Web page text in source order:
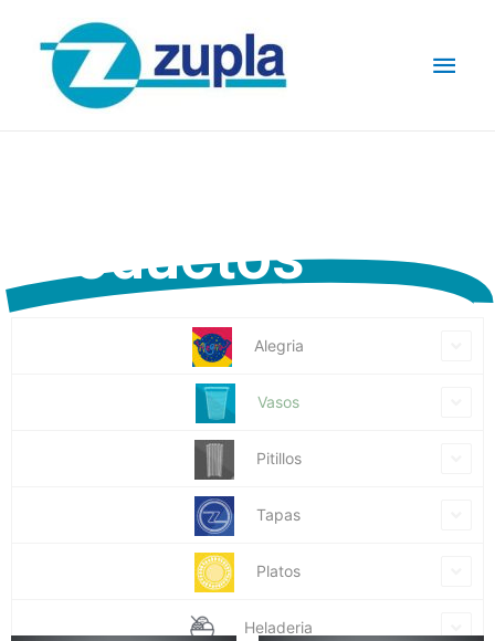
Productos
Alegria
Vasos
Pitillos
Tapas
Platos
Heladeria